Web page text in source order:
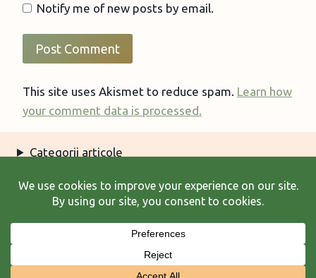
Notify me of new posts by email.
This site uses Akismet to reduce spam. Learn how
your comment data is processed.
Categorii articole
Arhiva articole